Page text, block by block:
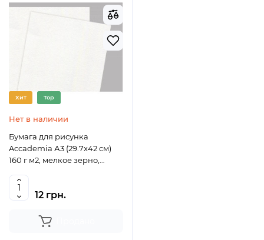
Хит Top
Нет в наличии
Бумага для рисунка
Accademia А3 (29.7х42 см)
160 г м2, мелкое зерно,
12 грн.